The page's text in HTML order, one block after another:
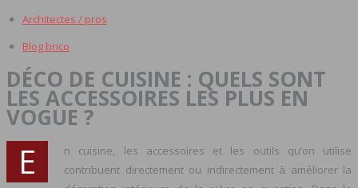
Architectes / pros
Blog brico
DÉCO DE CUISINE : QUELS SONT
LES ACCESSOIRES LES PLUS EN
VOGUE ?
E
n cuisine, les accessoires et les outils qu’on utilise
contribuent directement ou indirectement à améliorer la